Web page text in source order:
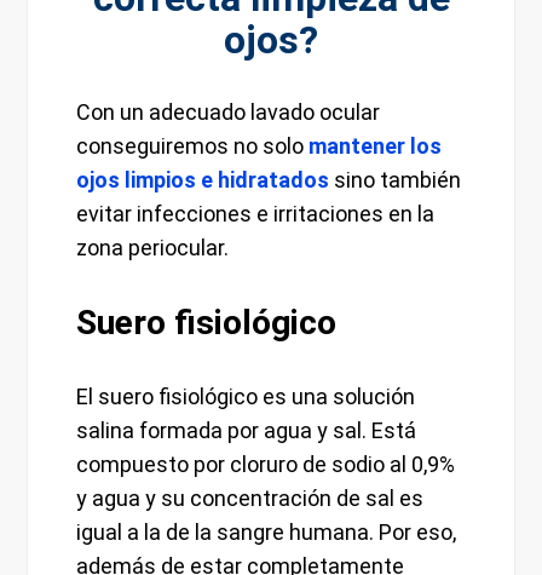
ojos?
Con un adecuado lavado ocular
conseguiremos no solo mantener los
ojos limpios e hidratados sino también
evitar infecciones e irritaciones en la
zona periocular.
Suero fisiológico
El suero fisiológico es una solución
salina formada por agua y sal. Está
compuesto por cloruro de sodio al 0,9%
y agua y su concentración de sal es
igual a la de la sangre humana. Por eso,
además de estar completamente